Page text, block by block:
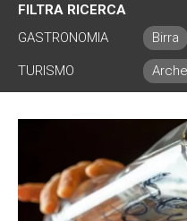
FILTRA RICERCA
GASTRONOMIA
Birra
TURISMO